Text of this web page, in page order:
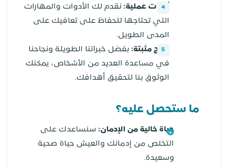
أدوات عملية: نقدم لك الأدوات والمهارات
التي تحتاجها للحفاظ على تعافيك على
المدى الطويل.
نتائج مثبتة: بفضل خبراتنا الطويلة ونجاحنا
في مساعدة العديد من الأشخاص، يمكنك
الوثوق بنا لتحقيق أهدافك.
ما ستحصل عليه؟
حياة خالية من الإدمان:سنساعدك على
التخلص من إدمانك والعيش حياة صحية
وسعيدة.